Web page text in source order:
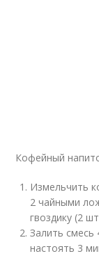
Кофейный
Измельчить
2 чайными
гвоздику (2
Залить
настоять 3